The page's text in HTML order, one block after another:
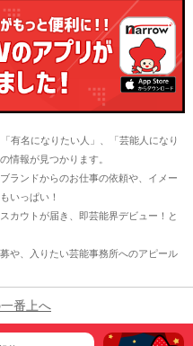
有名になりたい人」、「芸能人になり
情報が見つかります。
ランドからのお仕事の依頼や、イメー
いっぱい！
カウトが届き、即芸能界デビュー！と
や、入りたい芸能事務所へのアピール
番上へ